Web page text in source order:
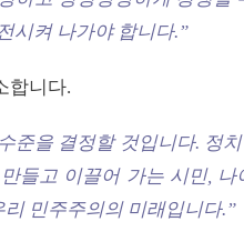
시켜 나가야 합니다.”
합니다.
준을 결정할 것입니다. 정
들고 이끌어 가는 시민,
민주주의의 미래입니다.”